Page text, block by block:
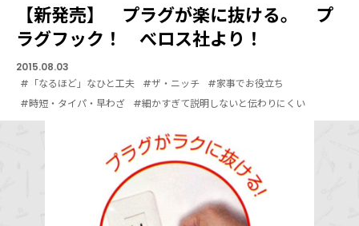
【新発売】 プラグが楽に抜ける。 プ
ラグフック！ べロス社より！
2015.08.03
#「なるほど」なひと工夫
#ザ・ニッチ
#家事でお役立ち
#時短・タイパ・早わざ
#細かすぎて説明しないと伝わりにくい